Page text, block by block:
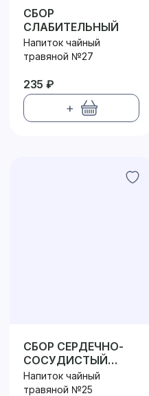
СБОР
СЛАБИТЕЛЬНЫЙ
Напиток чайный
травяной №27
235 ₽
+
СБОР СЕРДЕЧНО-
СОСУДИСТЫЙ
УСПОКАИВАЮЩИЙ
Напиток чайный
травяной №25